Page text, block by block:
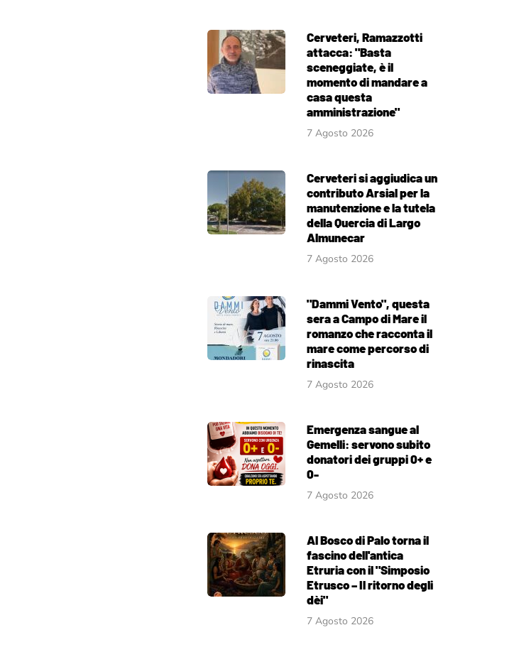
Cerveteri, Ramazzotti
attacca: "Basta
sceneggiate, è il
momento di mandare a
casa questa
amministrazione"
7 Agosto 2026
Cerveteri si aggiudica un
contributo Arsial per la
manutenzione e la tutela
della Quercia di Largo
Almunecar
7 Agosto 2026
"Dammi Vento", questa
sera a Campo di Mare il
romanzo che racconta il
mare come percorso di
rinascita
7 Agosto 2026
Emergenza sangue al
Gemelli: servono subito
donatori dei gruppi 0+ e
0-
7 Agosto 2026
Al Bosco di Palo torna il
fascino dell'antica
Etruria con il "Simposio
Etrusco – Il ritorno degli
dèi"
7 Agosto 2026